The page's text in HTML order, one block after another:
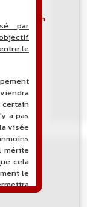
italien
blues
par
le
a pas
visée
mérite
cela
le
de